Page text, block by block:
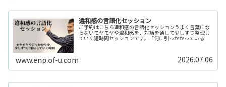
違和感の言語化セッション
ご予約はこちら違和感の言語化セッションうまく言葉にな
らないモヤモヤや違和感を、対話を通して少しずつ整理し
ていく短時間セッションです。「何に引っかかっているの
www.enp.of-u.com 2026.07.06